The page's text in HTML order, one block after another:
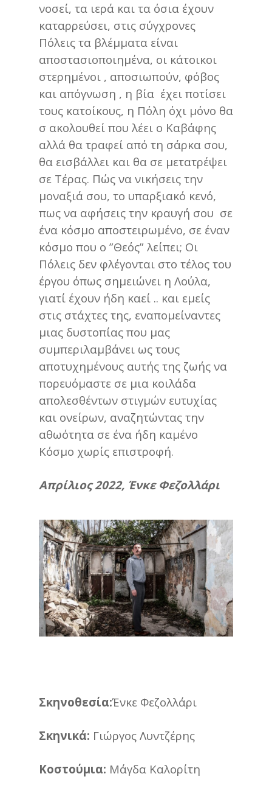
νοσεί, τα ιερά και τα όσια έχουν
καταρρεύσει, στις σύγχρονες
Πόλεις τα βλέμματα είναι
αποστασιοποιημένα, οι κάτοικοι
στερημένοι , αποσιωπούν, φόβος
και απόγνωση , η βία έχει ποτίσει
τους κατοίκους, η Πόλη όχι μόνο θα
σ ακολουθεί που λέει ο Καβάφης
αλλά θα τραφεί από τη σάρκα σου,
θα εισβάλλει και θα σε μετατρέψει
σε Τέρας. Πώς να νικήσεις την
μοναξιά σου, το υπαρξιακό κενό,
πως να αφήσεις την κραυγή σου σε
ένα κόσμο αποστειρωμένο, σε έναν
κόσμο που ο ”Θεός” λείπει; Οι
Πόλεις δεν φλέγονται στο τέλος του
έργου όπως σημειώνει η Λούλα,
γιατί έχουν ήδη καεί .. και εμείς
στις στάχτες της, εναπομείναντες
μιας δυστοπίας που μας
συμπεριλαμβάνει ως τους
αποτυχημένους αυτής της ζωής να
πορευόμαστε σε μια κοιλάδα
απολεσθέντων στιγμών ευτυχίας
και ονείρων, αναζητώντας την
αθωότητα σε ένα ήδη καμένο
Κόσμο χωρίς επιστροφή.
Απρίλιος 2022, Ένκε Φεζολλάρι
Σκηνοθεσία:Ένκε Φεζολλάρι
Σκηνικά: Γιώργος Λυντζέρης
Κοστούμια: Μάγδα Καλορίτη